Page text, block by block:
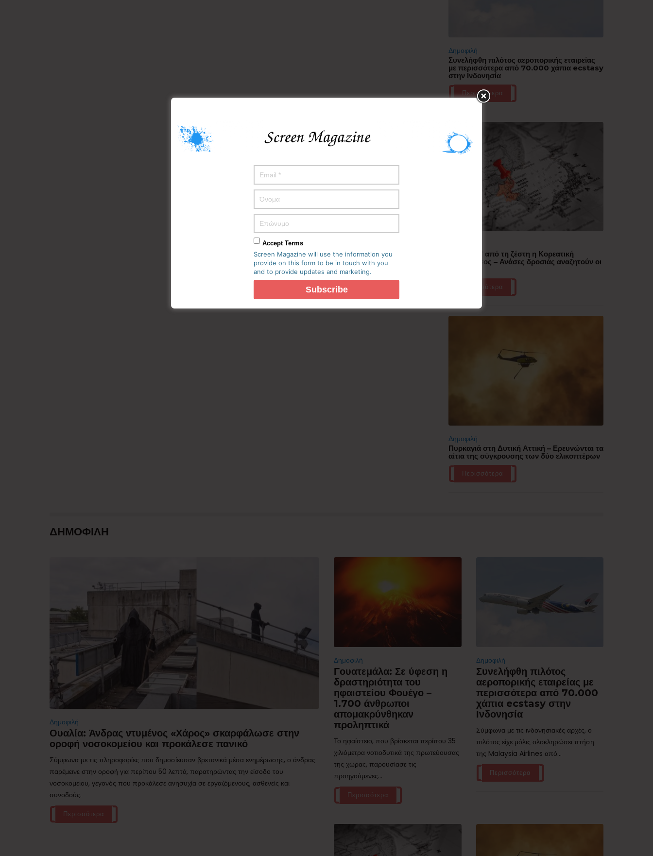
Δημοφιλή
Συνελήφθη πιλότος αεροπορικής εταιρείας
με περισσότερα από 70.000 χάπια ecstasy
στην Ινδονησία
Περισσότερα
“Έλιωσε” από τη ζέστη η Κορεατική
Χερσόνησος – Ανάσες δροσιάς αναζητούν οι
Περισσότερα
Δημοφιλή
Πυρκαγιά στη Δυτική Αττική – Ερευνώνται τα
αίτια της σύγκρουσης των δύο ελικοπτέρων
Περισσότερα
ΔΗΜΟΦΙΛΗ
Δημοφιλή
Ουαλία: Άνδρας ντυμένος «Χάρος» σκαρφάλωσε στην
οροφή νοσοκομείου και προκάλεσε πανικό
Σύμφωνα με τις πληροφορίες που δημοσίευσαν βρετανικά μέσα ενημέρωσης, ο άνδρας
παρέμεινε στην οροφή για περίπου 50 λεπτά, παρατηρώντας την είσοδο του
νοσοκομείου, γεγονός που προκάλεσε ανησυχία σε εργαζόμενους, ασθενείς και
συνοδούς.
Περισσότερα
Δημοφιλή
Γουατεμάλα: Σε ύφεση η
δραστηριότητα του
ηφαιστείου Φουέγο –
1.700 άνθρωποι
απομακρύνθηκαν
προληπτικά
Το ηφαίστειο, που βρίσκεται περίπου 35
χιλιόμετρα νοτιοδυτικά της πρωτεύουσας
της χώρας, παρουσίασε τις
προηγούμενες...
Περισσότερα
Δημοφιλή
Συνελήφθη πιλότος
αεροπορικής εταιρείας με
περισσότερα από 70.000
χάπια ecstasy στην
Ινδονησία
Σύμφωνα με τις ινδονησιακές αρχές, ο
πιλότος είχε μόλις ολοκληρώσει πτήση
της Malaysia Airlines από...
Περισσότερα
Accept Terms
Screen Magazine will use the information you
provide on this form to be in touch with you
and to provide updates and marketing.